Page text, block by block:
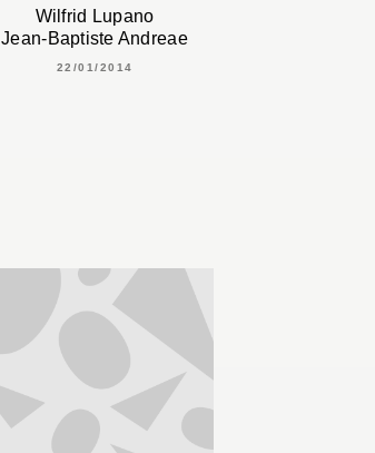
Wilfrid Lupano
Jean-Baptiste Andreae
22/01/2014